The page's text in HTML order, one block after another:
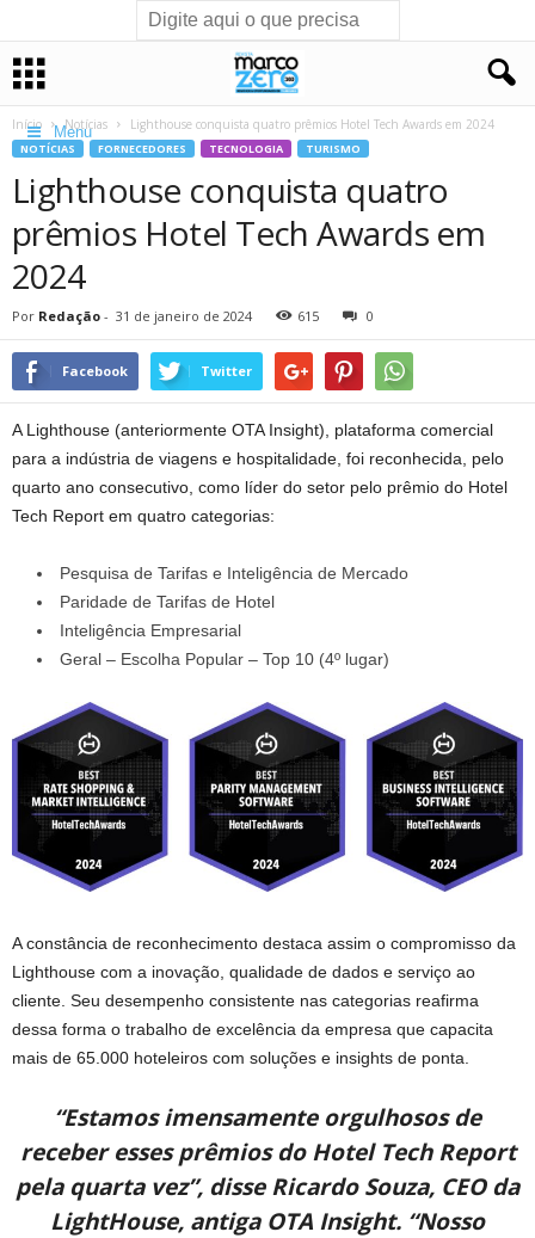
Menu
Início Notícias Lighthouse conquista quatro prêmios Hotel Tech Awards em 2024
NOTÍCIAS FORNECEDORES TECNOLOGIA TURISMO
Lighthouse conquista quatro
prêmios Hotel Tech Awards em
2024
Por Redação - 31 de janeiro de 2024 615 0
Facebook Twitter
A Lighthouse (anteriormente OTA Insight), plataforma comercial
para a indústria de viagens e hospitalidade, foi reconhecida, pelo
quarto ano consecutivo, como líder do setor pelo prêmio do Hotel
Tech Report em quatro categorias:
Pesquisa de Tarifas e Inteligência de Mercado
Paridade de Tarifas de Hotel
Inteligência Empresarial
Geral – Escolha Popular – Top 10 (4º lugar)
A constância de reconhecimento destaca assim o compromisso da
Lighthouse com a inovação, qualidade de dados e serviço ao
cliente. Seu desempenho consistente nas categorias reafirma
dessa forma o trabalho de excelência da empresa que capacita
mais de 65.000 hoteleiros com soluções e insights de ponta.
“Estamos imensamente orgulhosos de
receber esses prêmios do Hotel Tech Report
pela quarta vez”, disse Ricardo Souza, CEO da
LightHouse, antiga OTA Insight. “Nosso